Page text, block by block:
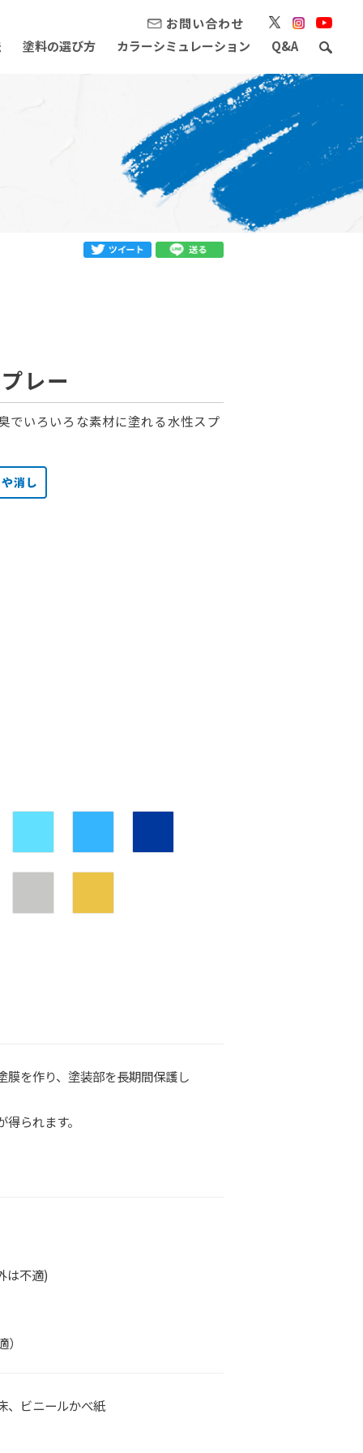
お問い合わせ
塗料の選び方 カラーシミュレーション Q&A
レー
でいろいろな素材に塗れる水性スプ
を作り、塗装部を長期間保護し
られます。
は不適)
、ビニールかべ紙